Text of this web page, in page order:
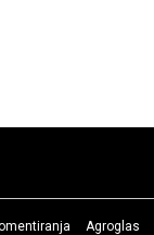
Agroglas